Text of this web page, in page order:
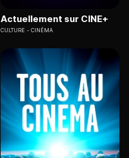
Actuellement sur CINE+
CULTURE CINÉMA